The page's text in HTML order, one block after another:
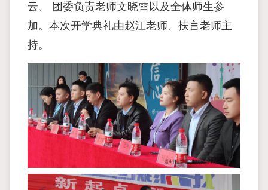
云、 团委负责老师文晓雪以及全体师生参
加。本次开学典礼由赵江老师、扶言老师主
持。